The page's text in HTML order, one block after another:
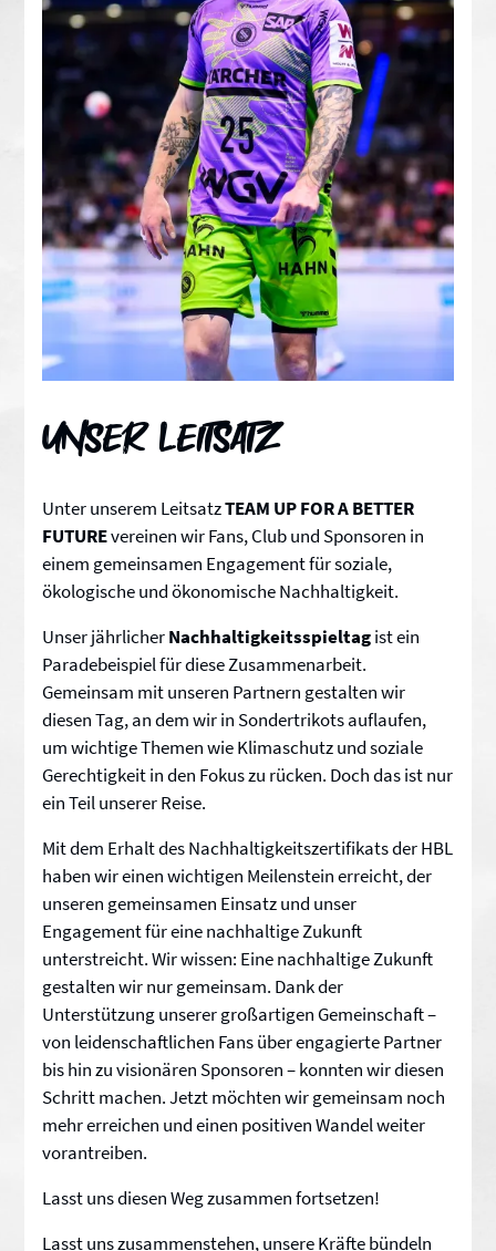
Unser Leitsatz
Unter unserem LeitsatzTEAM UP FOR A BETTER
FUTUREvereinen wir Fans, Club und Sponsoren in
einem gemeinsamen Engagement für soziale,
ökologische und ökonomische Nachhaltigkeit.
Unser jährlicherNachhaltigkeitsspieltagist ein
Paradebeispiel für diese Zusammenarbeit.
Gemeinsam mit unseren Partnern gestalten wir
diesen Tag, an dem wir in Sondertrikots auflaufen,
um wichtige Themen wie Klimaschutz und soziale
Gerechtigkeit in den Fokus zu rücken. Doch das ist nur
ein Teil unserer Reise.
Mit dem Erhalt des Nachhaltigkeitszertifikats der HBL
haben wir einen wichtigen Meilenstein erreicht, der
unseren gemeinsamen Einsatz und unser
Engagement für eine nachhaltige Zukunft
unterstreicht. Wir wissen: Eine nachhaltige Zukunft
gestalten wir nur gemeinsam. Dank der
Unterstützung unserer großartigen Gemeinschaft –
von leidenschaftlichen Fans über engagierte Partner
bis hin zu visionären Sponsoren – konnten wir diesen
Schritt machen. Jetzt möchten wir gemeinsam noch
mehr erreichen und einen positiven Wandel weiter
vorantreiben.
Lasst uns diesen Weg zusammen fortsetzen!
Lasst uns zusammenstehen, unsere Kräfte bündeln